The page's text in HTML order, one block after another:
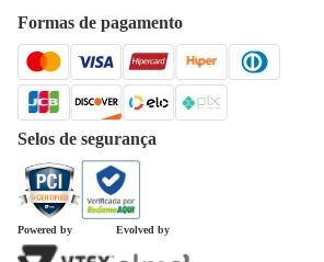
Trabalhe conosco
Trocas e devoluções
Dúvidas frequentes
Formas de pagamento
Selos de segurança
Powered by Evolved by